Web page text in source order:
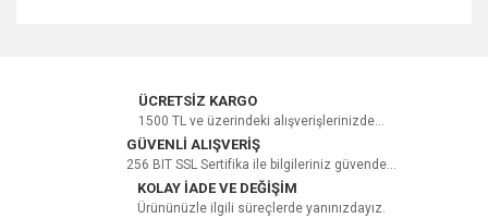
Bu ürüne ilk yorumu siz yapın!
Yorum Yaz
ÜCRETSİZ KARGO
1500 TL ve üzerindeki alışverişlerinizde...
GÜVENLİ ALIŞVERİŞ
256 BIT SSL Sertifika ile bilgileriniz güvende...
KOLAY İADE VE DEĞİŞİM
Ürününüzle ilgili süreçlerde yanınızdayız.